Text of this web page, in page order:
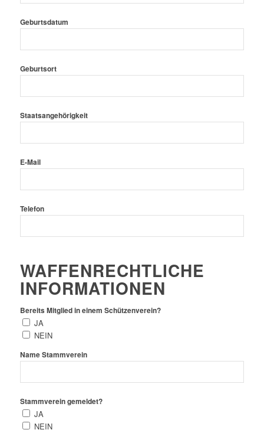
Geburtsdatum
Geburtsort
Staatsangehörigkeit
E-Mail
Telefon
WAFFENRECHTLICHE
INFORMATIONEN
Bereits Mitglied in einem Schützenverein?
JA
NEIN
Name Stammverein
Stammverein gemeldet?
JA
NEIN